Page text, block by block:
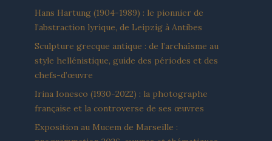
Hans Hartung (1904-1989) : le pionnier de
l’abstraction lyrique, de Leipzig à Antibes
Sculpture grecque antique : de l’archaïsme au
style hellénistique, guide des périodes et des
chefs-d’œuvre
Irina Ionesco (1930-2022) : la photographe
française et la controverse de ses œuvres
Exposition au Mucem de Marseille :